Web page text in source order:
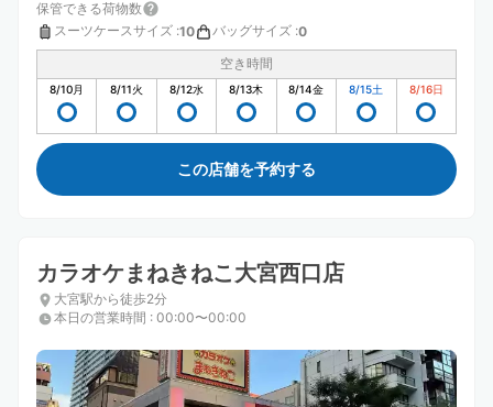
保管できる荷物数
スーツケースサイズ :10 バッグサイズ :0
空き時間
8/10月 8/11火 8/12水 8/13木 8/14金 8/15土 8/16日
この店舗を予約する
カラオケまねきねこ大宮西口店
大宮駅から徒歩2分
本日の営業時間 : 00:00〜00:00